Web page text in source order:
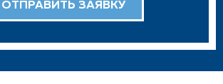
ОТПРАВИТЬ ЗАЯВКУ